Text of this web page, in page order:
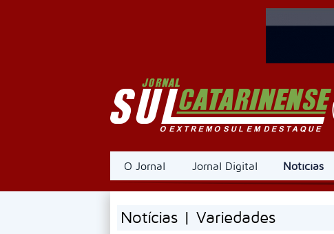
O Jornal Jornal Digital Notícias
Notícias | Variedades